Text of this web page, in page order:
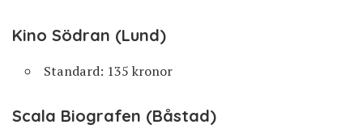
Kino Södran (Lund)
Standard: 135 kronor
Scala Biografen (Båstad)